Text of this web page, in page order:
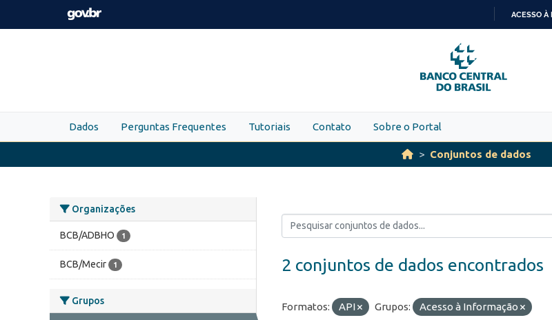
Skip to main content
PARA
O
CONTEÚDO
ACESSO À
Dados Perguntas Frequentes Tutoriais Contato Sobre o Portal
Conjuntos de dados
Organizações
BCB/ADBHO 1
BCB/Mecir 1
Grupos
2 conjuntos de dados encontrados
Formatos: API Grupos: Acesso à Informação